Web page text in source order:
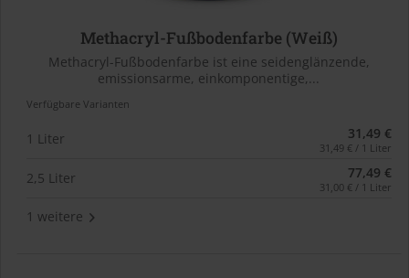
Methacryl-Fußbodenfarbe (Weiß)
Methacryl-Fußbodenfarbe ist eine seidenglänzende,
emissionsarme, einkomponentige,...
Verfügbare Varianten
1 Liter 31,49 €
31,49 € / 1 Liter
2,5 Liter 77,49 €
31,00 € / 1 Liter
1 weitere